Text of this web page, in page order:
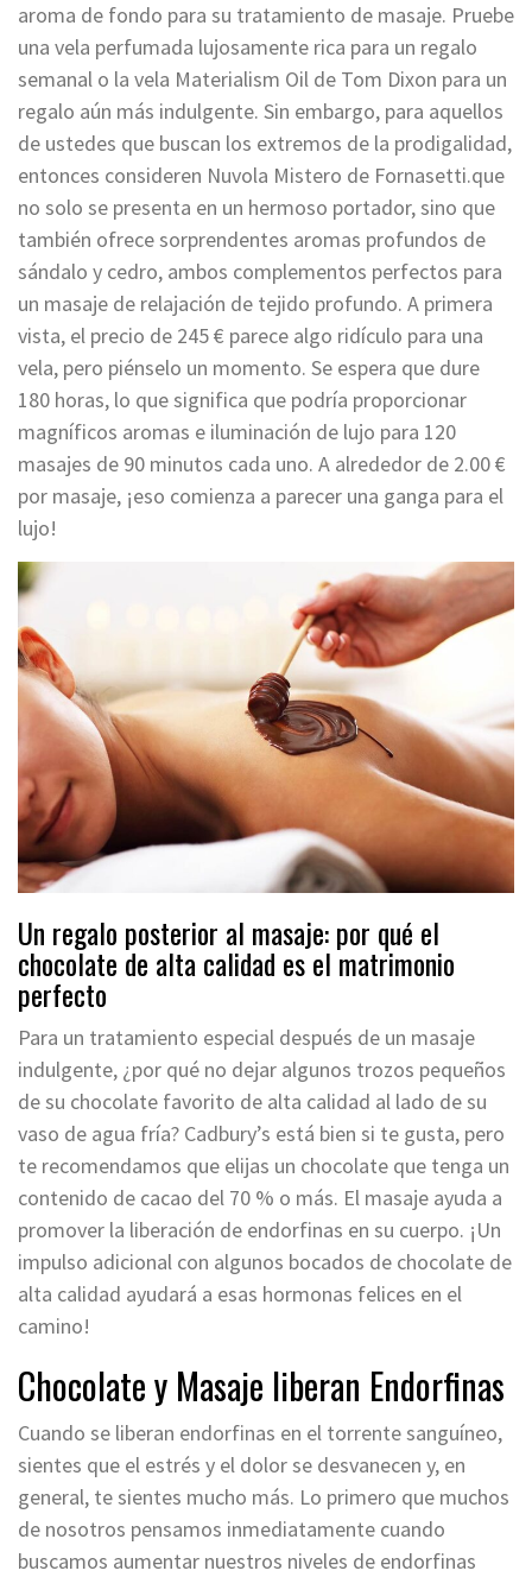
aroma de fondo para su tratamiento de masaje. Pruebe
una vela perfumada lujosamente rica para un regalo
semanal o la vela Materialism Oil de Tom Dixon para un
regalo aún más indulgente. Sin embargo, para aquellos
de ustedes que buscan los extremos de la prodigalidad,
entonces consideren Nuvola Mistero de Fornasetti.que
no solo se presenta en un hermoso portador, sino que
también ofrece sorprendentes aromas profundos de
sándalo y cedro, ambos complementos perfectos para
un masaje de relajación de tejido profundo. A primera
vista, el precio de 245 € parece algo ridículo para una
vela, pero piénselo un momento. Se espera que dure
180 horas, lo que significa que podría proporcionar
magníficos aromas e iluminación de lujo para 120
masajes de 90 minutos cada uno. A alrededor de 2.00 €
por masaje, ¡eso comienza a parecer una ganga para el
lujo!
Un regalo posterior al masaje: por qué el
chocolate de alta calidad es el matrimonio
perfecto
Para un tratamiento especial después de un masaje
indulgente, ¿por qué no dejar algunos trozos pequeños
de su chocolate favorito de alta calidad al lado de su
vaso de agua fría? Cadbury’s está bien si te gusta, pero
te recomendamos que elijas un chocolate que tenga un
contenido de cacao del 70 % o más. El masaje ayuda a
promover la liberación de endorfinas en su cuerpo. ¡Un
impulso adicional con algunos bocados de chocolate de
alta calidad ayudará a esas hormonas felices en el
camino!
Chocolate y Masaje liberan Endorfinas
Cuando se liberan endorfinas en el torrente sanguíneo,
sientes que el estrés y el dolor se desvanecen y, en
general, te sientes mucho más. Lo primero que muchos
de nosotros pensamos inmediatamente cuando
buscamos aumentar nuestros niveles de endorfinas